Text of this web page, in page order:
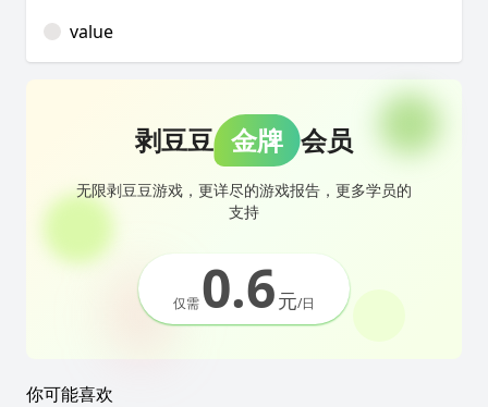
value
剥豆豆 金牌 会员
无限剥豆豆游戏，更详尽的游戏报告，更多学员的
支持
仅需0.6元/日
你可能喜欢